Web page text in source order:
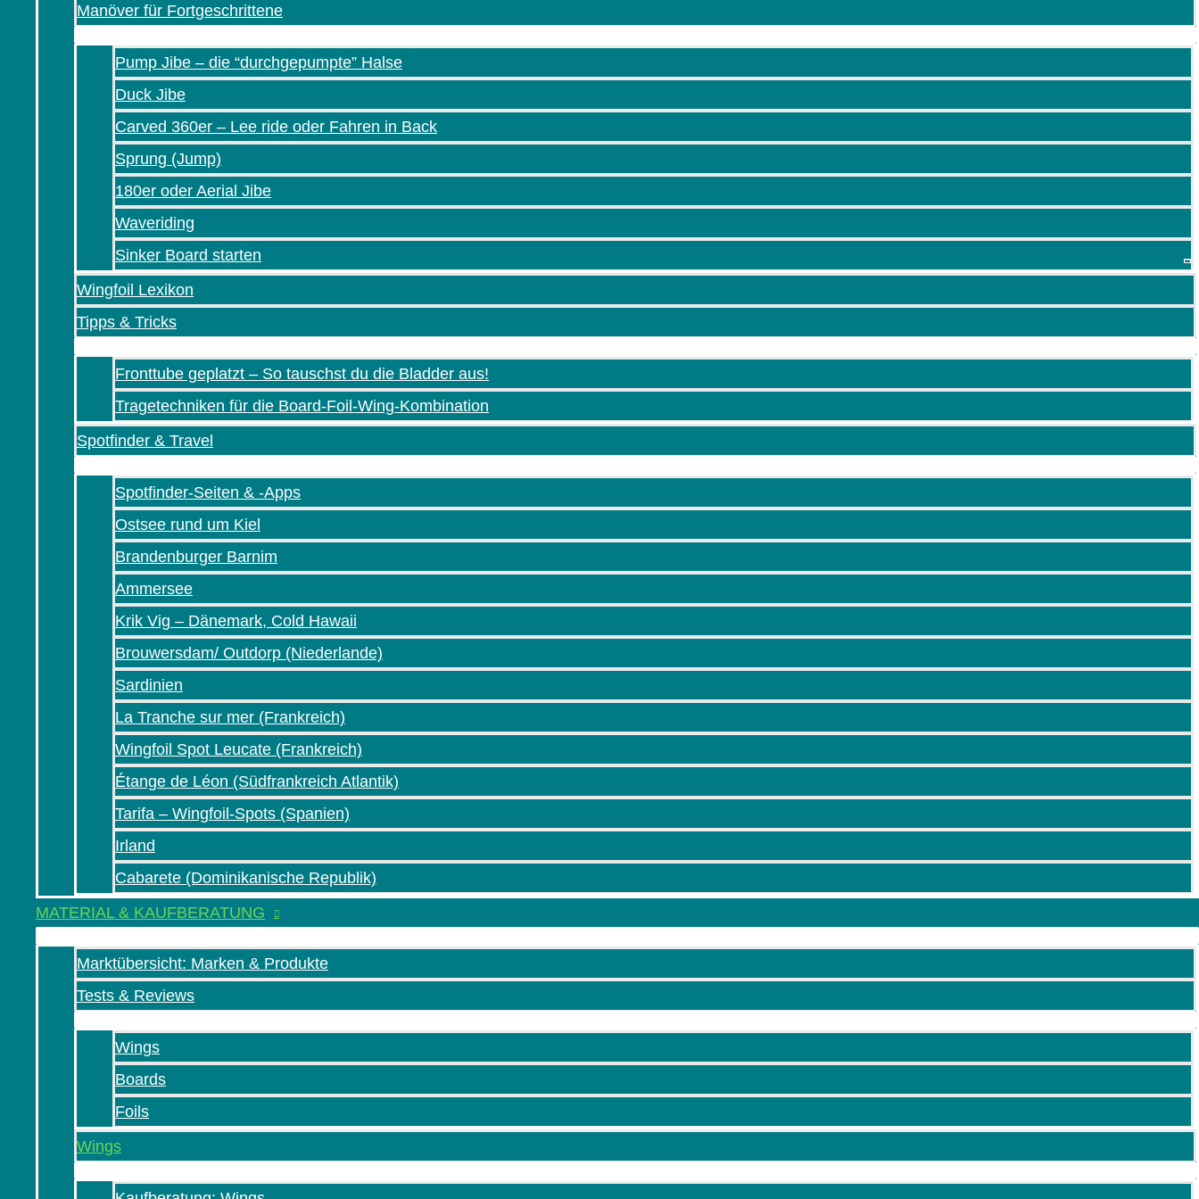
Manöver für Fortgeschrittene
Pump Jibe – die “durchgepumpte” Halse
Duck Jibe
Carved 360er – Lee ride oder Fahren in Back
Sprung (Jump)
180er oder Aerial Jibe
Waveriding
Sinker Board starten
Wingfoil Lexikon
Tipps & Tricks
Fronttube geplatzt – So tauschst du die Bladder aus!
Tragetechniken für die Board-Foil-Wing-Kombination
Spotfinder & Travel
Spotfinder-Seiten & -Apps
Ostsee rund um Kiel
Brandenburger Barnim
Ammersee
Krik Vig – Dänemark, Cold Hawaii
Brouwersdam/ Outdorp (Niederlande)
Sardinien
La Tranche sur mer (Frankreich)
Wingfoil Spot Leucate (Frankreich)
Étange de Léon (Südfrankreich Atlantik)
Tarifa – Wingfoil-Spots (Spanien)
Irland
Cabarete (Dominikanische Republik)
MATERIAL & KAUFBERATUNG
Marktübersicht: Marken & Produkte
Tests & Reviews
Wings
Boards
Foils
Wings